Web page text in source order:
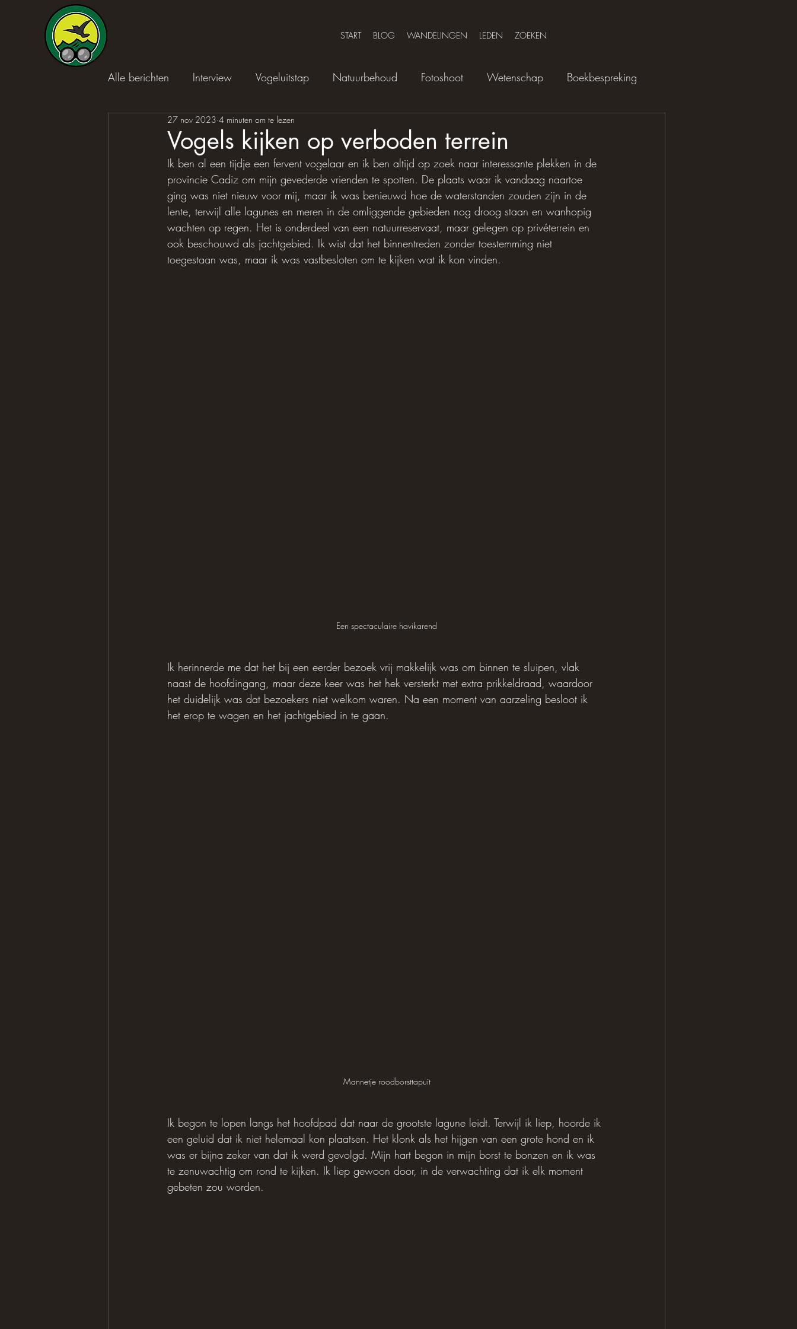
START BLOG WANDELINGEN LEDEN ZOEKEN
Alle berichten Interview Vogeluitstap Natuurbehoud Fotoshoot Wetenschap Boekbespreking
Vogels kijken op verboden terrein
27 nov 2023 4 minuten om te lezen
Ik ben al een tijdje een fervent vogelaar en ik ben altijd op zoek naar interessante plekken in de
provincie Cadiz om mijn gevederde vrienden te spotten. De plaats waar ik vandaag naartoe
ging was niet nieuw voor mij, maar ik was benieuwd hoe de waterstanden zouden zijn in de
lente, terwijl alle lagunes en meren in de omliggende gebieden nog droog staan en wanhopig
wachten op regen. Het is onderdeel van een natuurreservaat, maar gelegen op privéterrein en
ook beschouwd als jachtgebied. Ik wist dat het binnentreden zonder toestemming niet
toegestaan was, maar ik was vastbesloten om te kijken wat ik kon vinden.
Een spectaculaire havikarend
Ik herinnerde me dat het bij een eerder bezoek vrij makkelijk was om binnen te sluipen, vlak
naast de hoofdingang, maar deze keer was het hek versterkt met extra prikkeldraad, waardoor
het duidelijk was dat bezoekers niet welkom waren. Na een moment van aarzeling besloot ik
het erop te wagen en het jachtgebied in te gaan.
Mannetje roodborsttapuit
Ik begon te lopen langs het hoofdpad dat naar de grootste lagune leidt. Terwijl ik liep, hoorde ik
een geluid dat ik niet helemaal kon plaatsen. Het klonk als het hijgen van een grote hond en ik
was er bijna zeker van dat ik werd gevolgd. Mijn hart begon in mijn borst te bonzen en ik was
te zenuwachtig om rond te kijken. Ik liep gewoon door, in de verwachting dat ik elk moment
gebeten zou worden.